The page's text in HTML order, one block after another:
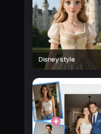
Disney style